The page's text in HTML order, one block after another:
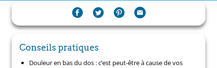
Conseils pratiques
Douleur en bas du dos : c’est peut-être à cause de vos